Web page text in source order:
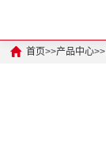
首页>>产品中心>>